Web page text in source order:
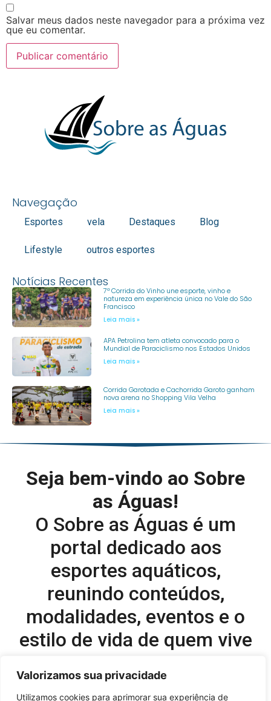
Valorizamos sua privacidade
Utilizamos cookies para aprimorar sua experiência de
Salvar meus dados neste navegador para a próxima vez
que eu comentar.
Navegação
Esportes vela Destaques Blog
Lifestyle outros esportes
Notícias Recentes
7ª Corrida do Vinho une esporte, vinho e
natureza em experiência única no Vale do São
Francisco
Leia mais »
APA Petrolina tem atleta convocado para o
Mundial de Paraciclismo nos Estados Unidos
Leia mais »
Corrida Garotada e Cachorrida Garoto ganham
nova arena no Shopping Vila Velha
Leia mais »
Seja bem-vindo ao Sobre
as Águas!
O Sobre as Águas é um
portal dedicado aos
esportes aquáticos,
reunindo conteúdos,
modalidades, eventos e o
estilo de vida de quem vive
Editor-chefe e comercial do site: